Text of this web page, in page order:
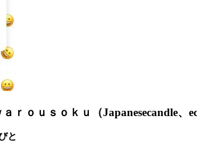
ｒｏｕｓｏｋｕ（Japanesecandle、
と